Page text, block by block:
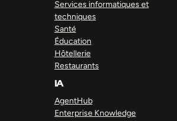
Services informatiques et
techniques
Santé
Éducation
Hôtellerie
Restaurants
IA
AgentHub
Enterprise Knowledge